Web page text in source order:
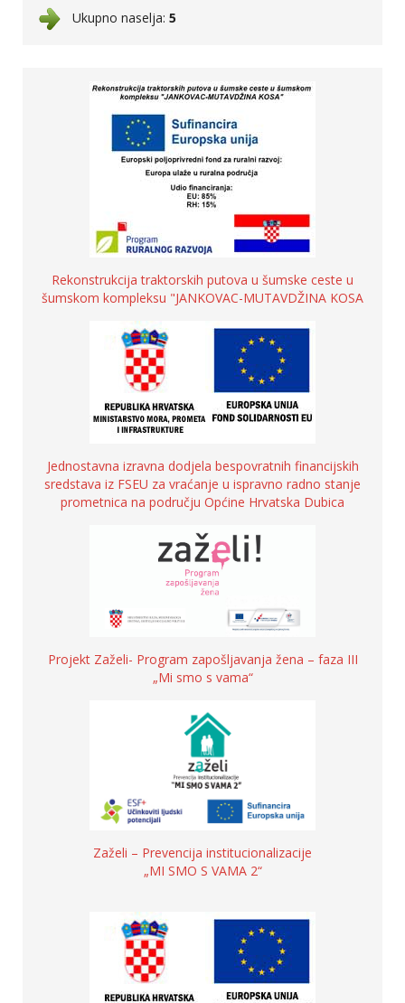
Ukupno naselja: 5
Rekonstrukcija traktorskih putova u šumske ceste u
šumskom kompleksu "JANKOVAC-MUTAVDŽINA KOSA
Jednostavna izravna dodjela bespovratnih financijskih
sredstava iz FSEU za vraćanje u ispravno radno stanje
prometnica na području Općine Hrvatska Dubica
Projekt Zaželi- Program zapošljavanja žena – faza III
„Mi smo s vama“
Zaželi – Prevencija institucionalizacije
„MI SMO S VAMA 2“